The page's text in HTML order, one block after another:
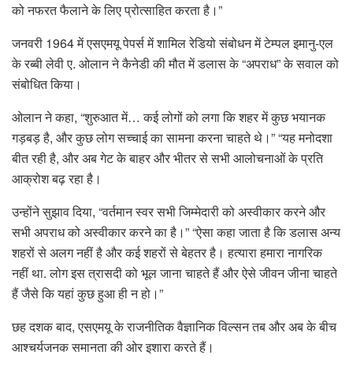
को नफरत फैलाने के लिए प्रोत्साहित करता है।”
जनवरी 1964 में एसएमयू पेपर्स में शामिल रेडियो संबोधन में टेम्पल इमानु-एल
के रब्बी लेवी ए. ओलान ने कैनेडी की मौत में डलास के “अपराध” के सवाल को
संबोधित किया।
ओलान ने कहा, “शुरुआत में… कई लोगों को लगा कि शहर में कुछ भयानक
गड़बड़ है, और कुछ लोग सच्चाई का सामना करना चाहते थे।” “यह मनोदशा
बीत रही है, और अब गेट के बाहर और भीतर से सभी आलोचनाओं के प्रति
आक्रोश बढ़ रहा है।
उन्होंने सुझाव दिया, “वर्तमान स्वर सभी जिम्मेदारी को अस्वीकार करने और
सभी अपराध को अस्वीकार करने का है।” “ऐसा कहा जाता है कि डलास अन्य
शहरों से अलग नहीं है और कई शहरों से बेहतर है। हत्यारा हमारा नागरिक
नहीं था. लोग इस त्रासदी को भूल जाना चाहते हैं और ऐसे जीवन जीना चाहते
हैं जैसे कि यहां कुछ हुआ ही न हो।”
छह दशक बाद, एसएमयू के राजनीतिक वैज्ञानिक विल्सन तब और अब के बीच
आश्चर्यजनक समानता की ओर इशारा करते हैं।